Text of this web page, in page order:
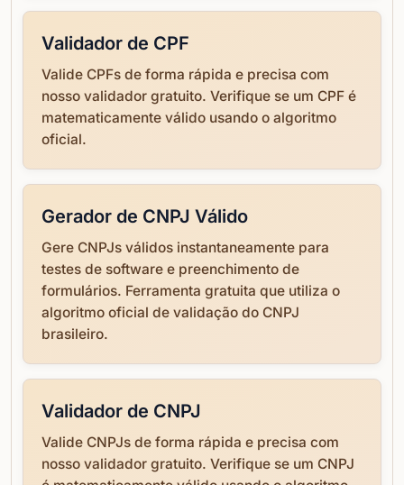
Validador de CPF
Valide CPFs de forma rápida e precisa com
nosso validador gratuito. Verifique se um CPF é
matematicamente válido usando o algoritmo
oficial.
Gerador de CNPJ Válido
Gere CNPJs válidos instantaneamente para
testes de software e preenchimento de
formulários. Ferramenta gratuita que utiliza o
algoritmo oficial de validação do CNPJ
brasileiro.
Validador de CNPJ
Valide CNPJs de forma rápida e precisa com
nosso validador gratuito. Verifique se um CNPJ